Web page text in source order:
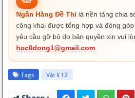
Ngân Hàng Đề Thi là nền tảng chia
công khai được tổng hợp và đóng
yêu cầu gỡ bỏ do bản quyền xin vui
hoc0dong1@gmail.com
Tags Vật lí 12